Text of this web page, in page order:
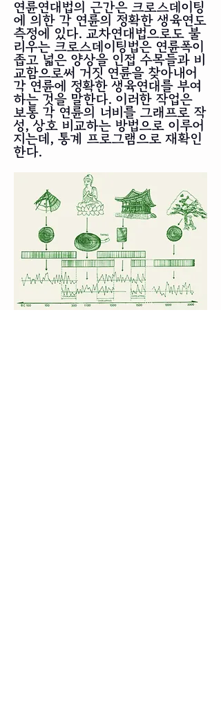
​연륜연대법의 근간은 크로스데이팅
에 의한 각 연륜의 정확한 생육연도
측정에 있다. 교차연대법으로도 불
리우는 크로스데이팅법은 연륜폭이
좁고 넓은 양상을 인접 수목들과 비
교함으로써 거짓 연륜을 찾아내어
각 연륜에 정확한 생육연대를 부여
하는 것을 말한다. 이러한 작업은
보통 각 연륜의 너비를 그래프로 작
성, 상호 비교하는 방법으로 이루어
지는데, 통계 프로그램으로 재확인
한다.